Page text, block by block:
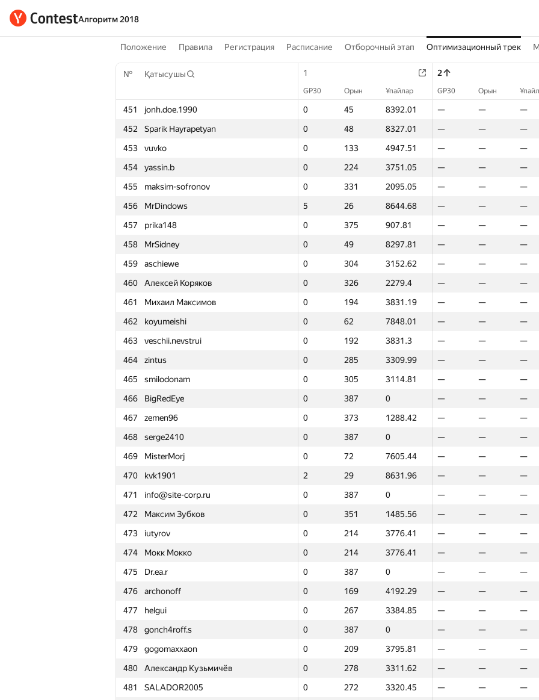
Алгоритм 2018
Положение Правила Регистрация Расписание Отборочный этап Оптимизационный трек
№ Қатысушы 1 2
GP30 Орын Ұпайлар GP30 Орын
451 jonh.doe.1990 0 45 8392.01 — — —
452
Sparik Hayrapetyan 0 48 8327.01 — — —
453
vuvko 0 133 4947.51 — — —
454
yassin.b 0 224 3751.05 — — —
455
maksim-sofronov 0 331 2095.05 — — —
456
MrDindows 5 26 8644.68 — — —
457
prika148 0 375 907.81 — — —
458
MrSidney 0 49 8297.81 — — —
459
aschiewe 0 304 3152.62 — — —
460
Алексей Коряков 0 326 2279.4 — — —
461
Михаил Максимов 0 194 3831.19 — — —
462
koyumeishi 0 62 7848.01 — — —
463
veschii.nevstrui 0 192 3831.3 — — —
464
zintus 0 285 3309.99 — — —
465
smilodonam 0 305 3114.81 — — —
466
BigRedEye 0 387 0 — — —
467
zemen96 0 373 1288.42 — — —
468
serge2410 0 387 0 — — —
469
MisterMorj 0 72 7605.44 — — —
470
kvk1901 2 29 8631.96 — — —
471
info@site-corp.ru 0 387 0 — — —
472
Максим Зубков 0 351 1485.56 — — —
473
iutyrov 0 214 3776.41 — — —
474
Мокк Мокко 0 214 3776.41 — — —
475
Dr.ea.r 0 387 0 — — —
476
archonoff 0 169 4192.29 — — —
477
helgui 0 267 3384.85 — — —
478
gonch4roff.s 0 387 0 — — —
479
gogomaxxaon 0 209 3795.81 — — —
480
Александр Кузьмичёв 0 278 3311.62 — — —
481
SALADOR2005 0 272 3320.45 — — —
Қатысушы 1
GP30 Орын Ұпайлар
451 jonh.doe.1990 0 45 8392.01 — — —
452
Sparik Hayrapetyan 0 48 8327.01 — — —
453
vuvko 0 133 4947.51 — — —
454
yassin.b 0 224 3751.05 — — —
455
maksim-sofronov 0 331 2095.05 — — —
456
MrDindows 5 26 8644.68 — — —
457
prika148 0 375 907.81 — — —
458
MrSidney 0 49 8297.81 — — —